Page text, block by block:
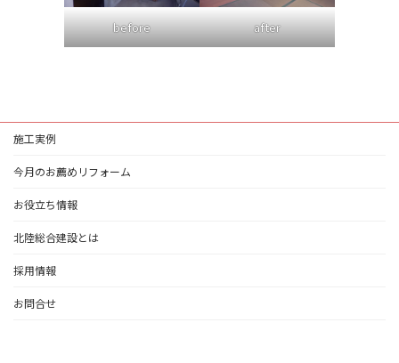
before after
施工実例
今月のお薦めリフォーム
お役立ち情報
北陸総合建設とは
採用情報
お問合せ